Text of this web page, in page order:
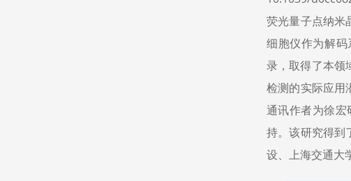
荧光量子点纳米
细胞仪作为解
录，取得了本领
检测的实际应用
通讯作者为徐
持。该研究得到
设、上海交通大